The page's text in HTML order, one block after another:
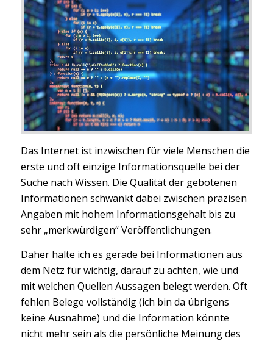
Das Internet ist inzwischen für viele Menschen die
erste und oft einzige Informationsquelle bei der
Suche nach Wissen. Die Qualität der gebotenen
Informationen schwankt dabei zwischen präzisen
Angaben mit hohem Informationsgehalt bis zu
sehr „merkwürdigen“ Veröffentlichungen.
Daher halte ich es gerade bei Informationen aus
dem Netz für wichtig, darauf zu achten, wie und
mit welchen Quellen Aussagen belegt werden. Oft
fehlen Belege vollständig (ich bin da übrigens
keine Ausnahme) und die Information könnte
nicht mehr sein als die persönliche Meinung des